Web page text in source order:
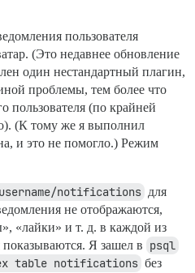
пользователя
(Это недавнее обновление
один нестандартный плагин,
проблемы, тем более что
пользователя (по крайней
(К тому же я выполнил
и это не помогло.) Режим
notifications для
не отображаются,
«лайки» и т. д. в каждой из
Я зашел в psql
table notifications без